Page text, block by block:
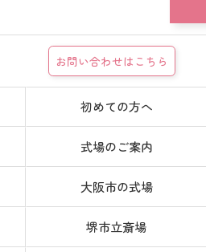
お問い合わせはこちら
初めての方へ
式場のご案内
大阪市の式場
堺市立斎場